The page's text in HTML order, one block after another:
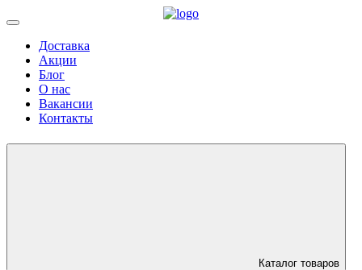
Доставка
Акции
Блог
О нас
Вакансии
Контакты
Каталог товаров